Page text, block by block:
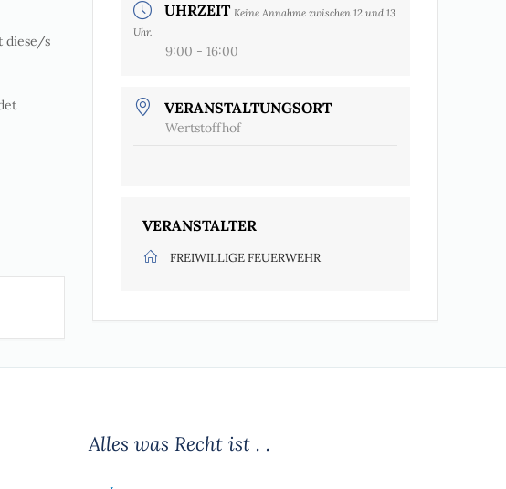
diese/s
UHRZEIT Keine Annahme zwischen 12 und 13
Uhr.
9:00 - 16:00
VERANSTALTUNGSORT
Wertstoffhof
VERANSTALTER
FREIWILLIGE FEUERWEHR
Alles was Recht ist . .